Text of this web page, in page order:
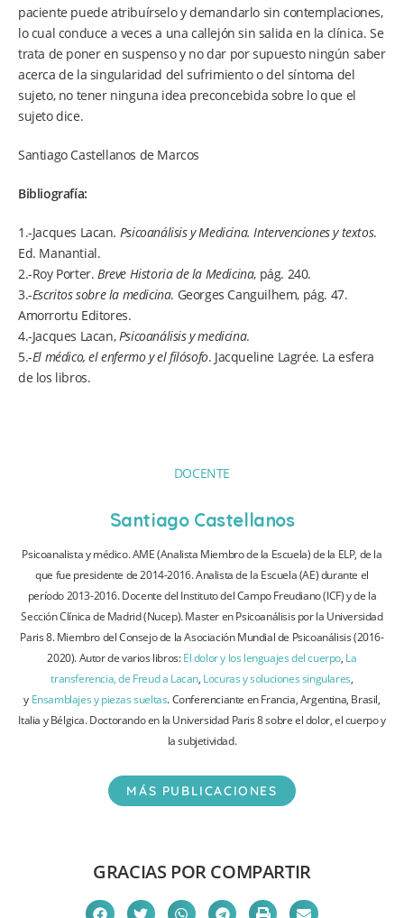
paciente puede atribuírselo y demandarlo sin contemplaciones,
lo cual conduce a veces a una callejón sin salida en la clínica. Se
trata de poner en suspenso y no dar por supuesto ningún saber
acerca de la singularidad del sufrimiento o del síntoma del
sujeto, no tener ninguna idea preconcebida sobre lo que el
sujeto dice.
Santiago Castellanos de Marcos
Bibliografía:
1.-Jacques Lacan. Psicoanálisis y Medicina. Intervenciones y textos.
Ed. Manantial.
2.-Roy Porter. Breve Historia de la Medicina, pág. 240.
3.-Escritos sobre la medicina. Georges Canguilhem, pág. 47.
Amorrortu Editores.
4.-Jacques Lacan,Psicoanálisis y medicina.
5.-El médico, el enfermo y el filósofo. Jacqueline Lagrée. La esfera
de los libros.
DOCENTE
Santiago Castellanos
Psicoanalista y médico. AME (Analista Miembro de la Escuela) de la ELP, de la
que fue presidente de 2014-2016. Analista de la Escuela (AE) durante el
período 2013-2016. Docente del Instituto del Campo Freudiano (ICF) y de la
Sección Clínica de Madrid (Nucep). Master en Psicoanálisis por la Universidad
Paris 8. Miembro del Consejo de la Asociación Mundial de Psicoanálisis (2016-
2020). Autor de varios libros:El dolor y los lenguajes del cuerpo, La
transferencia, de Freud a Lacan, Locuras y soluciones singulares,
y Ensamblajes y piezas sueltas. Conferenciante en Francia, Argentina, Brasil,
Italia y Bélgica. Doctorando en la Universidad Paris 8 sobre el dolor, el cuerpo y
la subjetividad.
MÁS PUBLICACIONES
GRACIAS POR COMPARTIR